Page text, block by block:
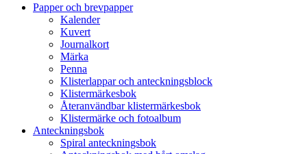
Papper och brevpapper
Kalender
Kuvert
Journalkort
Märka
Penna
Klisterlappar och anteckningsblock
Klistermärkesbok
Återanvändbar klistermärkesbok
Klistermärke och fotoalbum
Anteckningsbok
Spiral anteckningsbok